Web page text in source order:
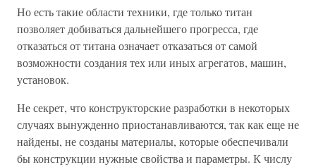
Но есть такие области техники, где только титан
позволяет добиваться дальнейшего прогресса, где
отказаться от титана означает отказаться от самой
возможности создания тех или иных агрегатов, машин,
установок.
Не секрет, что конструкторские разработки в некоторых
случаях вынужденно приостанавливаются, так как еще не
найдены, не созданы материалы, которые обеспечивали
бы конструкции нужные свойства и параметры. К числу